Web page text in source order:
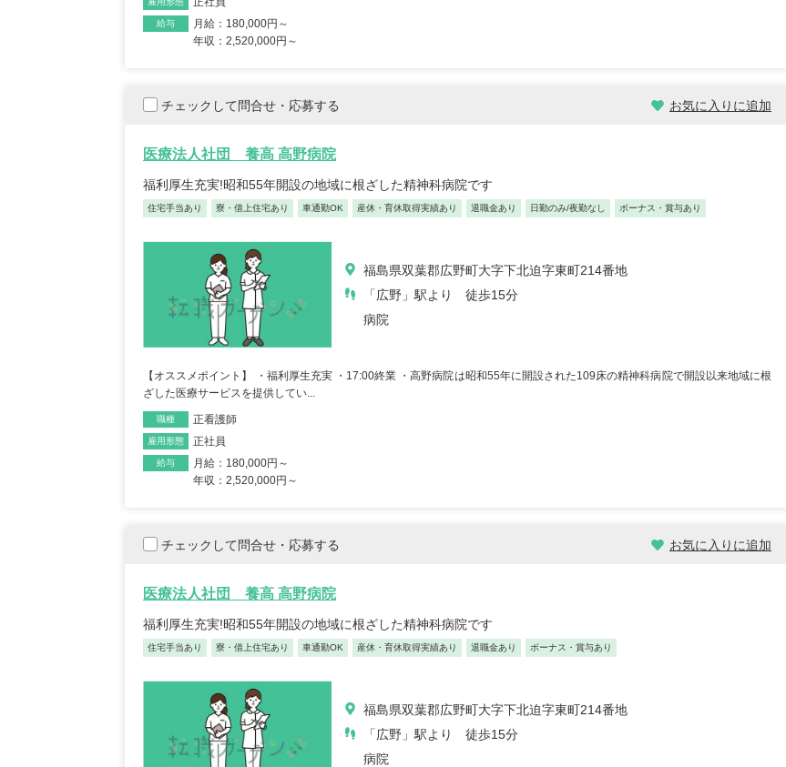
給与
月給：180,000円～
年収：2,520,000円～
チェックして問合せ・応募する お気に入りに追加
医療法人社団 養高 高野病院
福利厚生充実!昭和55年開設の地域に根ざした精神科病院です
住宅手当あり 寮・借上住宅あり 車通勤OK 産休・育休取得実績あり 退職金あり 日勤のみ/夜勤なし ボーナス・賞与あり
福島県双葉郡広野町大字下北迫字東町214番地
「広野」駅より 徒歩15分
病院
【オススメポイント】 ・福利厚生充実 ・17:00終業 ・高野病院は昭和55年に開設された109床の精神科病院で開設以来地域に根
ざした医療サービスを提供してい...
職種 正看護師
雇用形態 正社員
給与
月給：180,000円～
年収：2,520,000円～
チェックして問合せ・応募する お気に入りに追加
医療法人社団 養高 高野病院
福利厚生充実!昭和55年開設の地域に根ざした精神科病院です
住宅手当あり 寮・借上住宅あり 車通勤OK 産休・育休取得実績あり 退職金あり ボーナス・賞与あり
福島県双葉郡広野町大字下北迫字東町214番地
「広野」駅より 徒歩15分
病院
【キャリア】 約7年 正社員 総合病院 病棟 約6年
ブランク 約1年 パート デイサー...
2025/09/22
【キャリア】 約半年年 常勤 デイサービス 約半
年 常勤 老健 約3年 常勤 グループ...
【キャリア】12年 正社員 認可保育園 【転職
先】認可保育園（正社員） 【転職の...もっと見
保育士/30歳/6-10年/東京都
認可保育園 【転職先】 認可保育...